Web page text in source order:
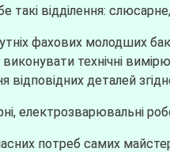
відділення:
фахових молодших
технічні
деталей
електрозварювальні
потреб самих